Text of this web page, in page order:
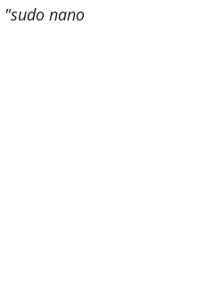
"sudo nano